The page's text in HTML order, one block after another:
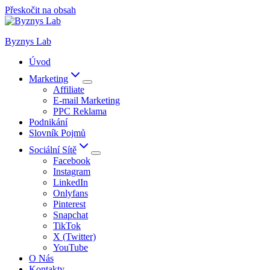
Přeskočit na obsah
Byznys Lab
Úvod
Marketing
Affiliate
E-mail Marketing
PPC Reklama
Podnikání
Slovník Pojmů
Sociální Sítě
Facebook
Instagram
LinkedIn
Onlyfans
Pinterest
Snapchat
TikTok
X (Twitter)
YouTube
O Nás